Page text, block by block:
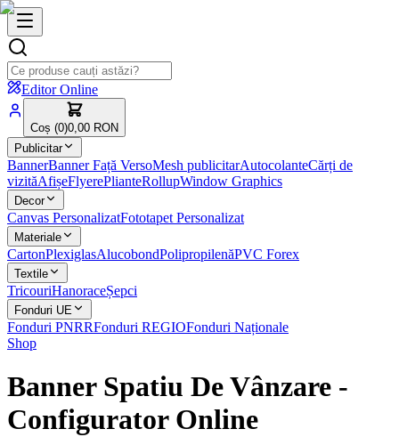
Editor Online
Coș (0)0,00 RON
Publicitar
BannerBanner Față VersoMesh publicitarAutocolanteCărți de
vizităAfișeFlyerePlianteRollupWindow Graphics
Decor
Canvas PersonalizatFototapet Personalizat
Materiale
CartonPlexiglasAlucobondPolipropilenăPVC Forex
Textile
TricouriHanoraceȘepci
Fonduri UE
Fonduri PNRRFonduri REGIOFonduri Naționale
Shop
Banner Spatiu De Vânzare -
Configurator Online